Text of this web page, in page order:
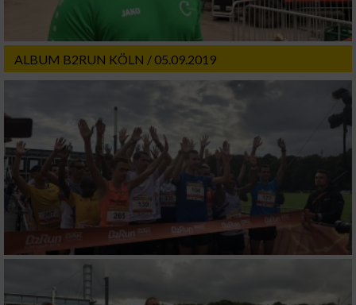
ALBUM B2RUN KÖLN / 05.09.2019